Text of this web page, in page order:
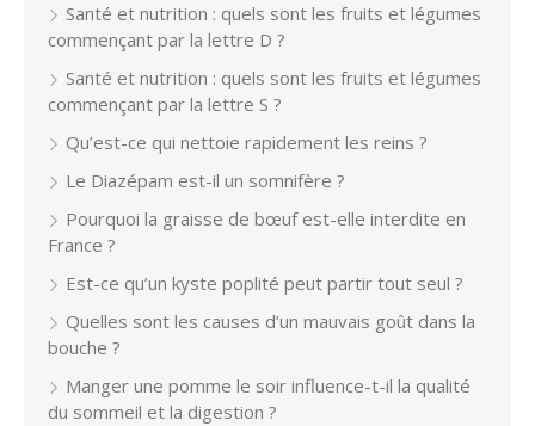
Santé et nutrition : quels sont les fruits et légumes
commençant par la lettre D ?
Santé et nutrition : quels sont les fruits et légumes
commençant par la lettre S ?
Qu’est-ce qui nettoie rapidement les reins ?
Le Diazépam est-il un somnifère ?
Pourquoi la graisse de bœuf est-elle interdite en
France ?
Est-ce qu’un kyste poplité peut partir tout seul ?
Quelles sont les causes d’un mauvais goût dans la
bouche ?
Manger une pomme le soir influence-t-il la qualité
du sommeil et la digestion ?